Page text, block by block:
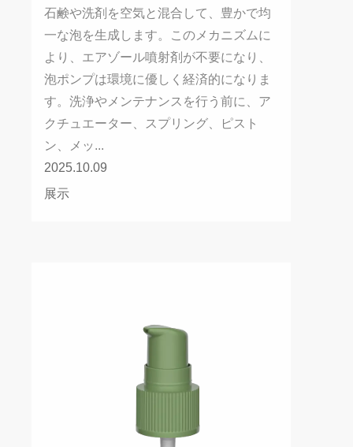
石鹸や洗剤を空気と混合して、豊かで均
一な泡を生成します。このメカニズムに
より、エアゾール噴射剤が不要になり、
泡ポンプは環境に優しく経済的になりま
す。洗浄やメンテナンスを行う前に、ア
クチュエーター、スプリング、ピスト
ン、メッ...
2025.10.09
展示